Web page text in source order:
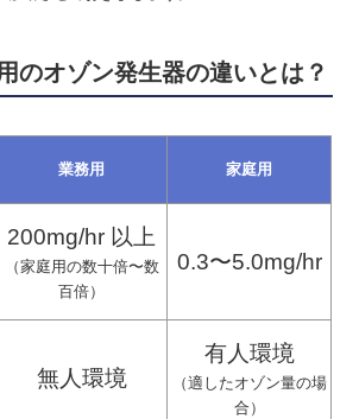
のオゾン発生器の違いとは？
業務用 家庭用
200mg/hr 以上
（家庭用の数十倍〜数
百倍）
0.3〜5.0mg/hr
無人環境
有人環境
（適したオゾン量の場
合）